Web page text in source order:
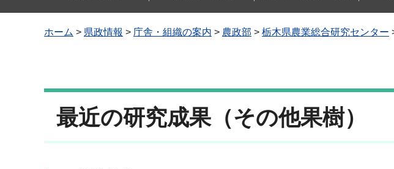
ホーム > 県政情報 > 庁舎・組織の案内 > 農政部 > 栃木県農業総合研究センター
最近の研究成果（その他果樹）